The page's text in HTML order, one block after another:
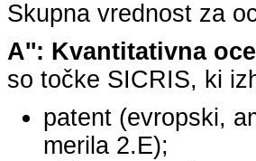
Skupna vrednost za
A'': Kvantitativna
so točke SICRIS, ki
patent (evropski,
merila 2.E);